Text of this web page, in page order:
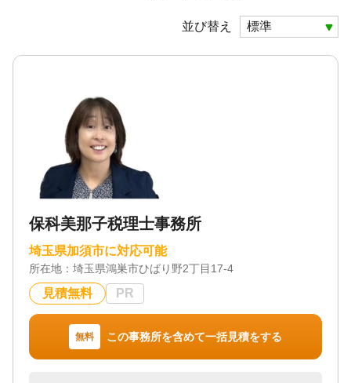
並び替え
保科美那子税理士事務所
埼玉県加須市に対応可能
所在地： 埼玉県鴻巣市ひばり野2丁目17-4
見積無料 PR
無料 この事務所を含めて一括見積をする